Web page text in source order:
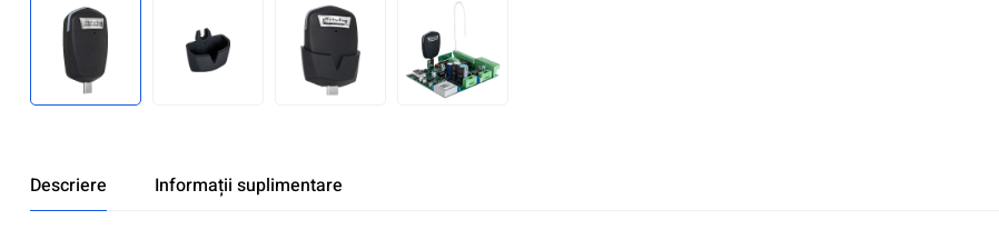
Descriere Informații suplimentare